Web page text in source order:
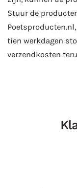
Stuur de
Poetsproducten.nl,
tien werkdagen
verzendkosten